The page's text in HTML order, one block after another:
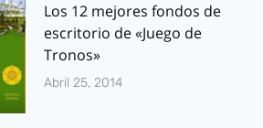
Los 12 mejores fondos de
escritorio de «Juego de
Tronos»
Abril 25, 2014